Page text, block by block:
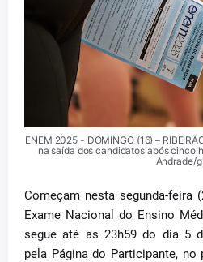
ENEM 2025 - DOMINGO (16) –
na saída dos candidatos após cinco
Andrade/
Começam nesta segunda-feira
Exame Nacional do Ensino
segue até as 23h59 do dia 5
pela Página do Participante,